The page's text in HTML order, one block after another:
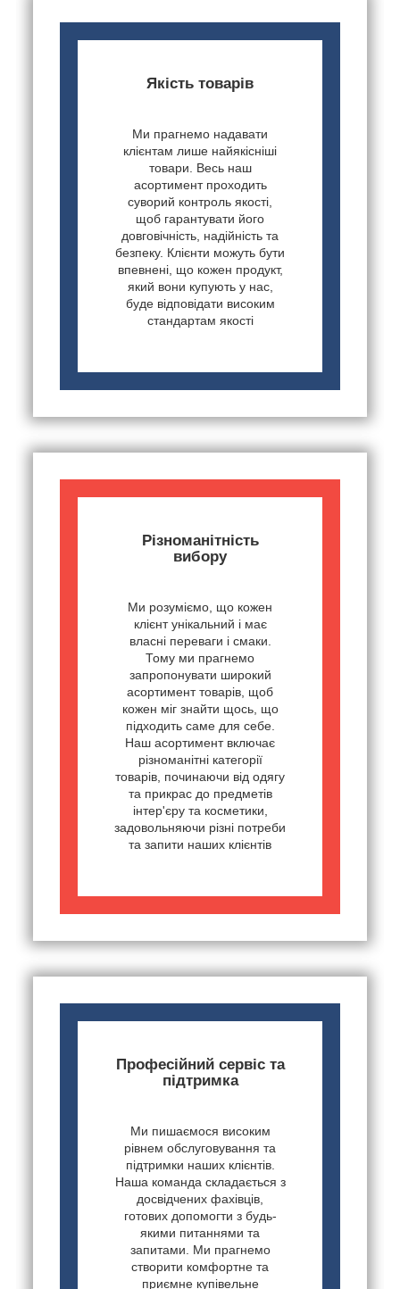
Якість товарів
Ми прагнемо надавати
клієнтам лише найякісніші
товари. Весь наш
асортимент проходить
суворий контроль якості,
щоб гарантувати його
довговічність, надійність та
безпеку. Клієнти можуть бути
впевнені, що кожен продукт,
який вони купують у нас,
буде відповідати високим
стандартам якості
Різноманітність
вибору
Ми розуміємо, що кожен
клієнт унікальний і має
власні переваги і смаки.
Тому ми прагнемо
запропонувати широкий
асортимент товарів, щоб
кожен міг знайти щось, що
підходить саме для себе.
Наш асортимент включає
різноманітні категорії
товарів, починаючи від одягу
та прикрас до предметів
інтер'єру та косметики,
задовольняючи різні потреби
та запити наших клієнтів
Професійний сервіс та
підтримка
Ми пишаємося високим
рівнем обслуговування та
підтримки наших клієнтів.
Наша команда складається з
досвідчених фахівців,
готових допомогти з будь-
якими питаннями та
запитами. Ми прагнемо
створити комфортне та
приємне купівельне